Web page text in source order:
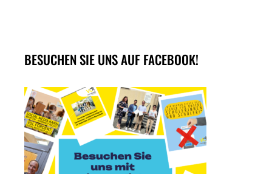
BESUCHEN SIE UNS AUF FACEBOOK!